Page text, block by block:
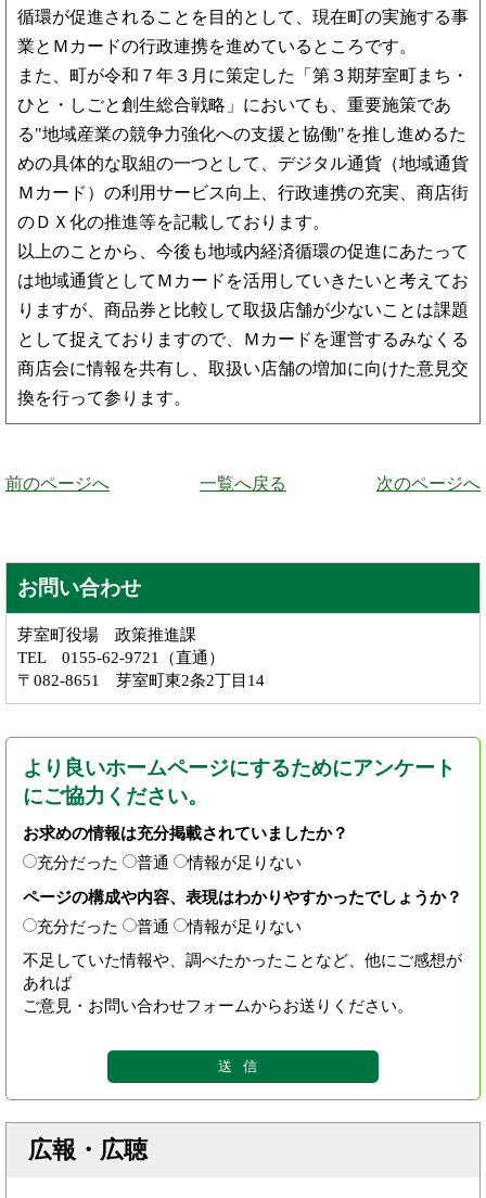
循環が促進されることを目的として、現在町の実施する事
業とＭカードの行政連携を進めているところです。
また、町が令和７年３月に策定した「第３期芽室町まち・
ひと・しごと創生総合戦略」においても、重要施策であ
る"地域産業の競争力強化への支援と協働"を推し進めるた
めの具体的な取組の一つとして、デジタル通貨（地域通貨
Ｍカード）の利用サービス向上、行政連携の充実、商店街
のＤＸ化の推進等を記載しております。
以上のことから、今後も地域内経済循環の促進にあたって
は地域通貨としてＭカードを活用していきたいと考えてお
りますが、商品券と比較して取扱店舗が少ないことは課題
として捉えておりますので、Ｍカードを運営するみなくる
商店会に情報を共有し、取扱い店舗の増加に向けた意見交
換を行って参ります。
前のページへ 一覧へ戻る 次のページへ
お問い合わせ
芽室町役場 政策推進課
TEL 0155-62-9721（直通）
〒082-8651 芽室町東2条2丁目14
より良いホームページにするためにアンケート
にご協力ください。
お求めの情報は充分掲載されていましたか？
充分だった
普通
情報が足りない
ページの構成や内容、表現はわかりやすかったでしょうか？
充分だった
普通
情報が足りない
不足していた情報や、調べたかったことなど、他にご感想が
あれば
ご意見・お問い合わせフォームからお送りください。
広報・広聴